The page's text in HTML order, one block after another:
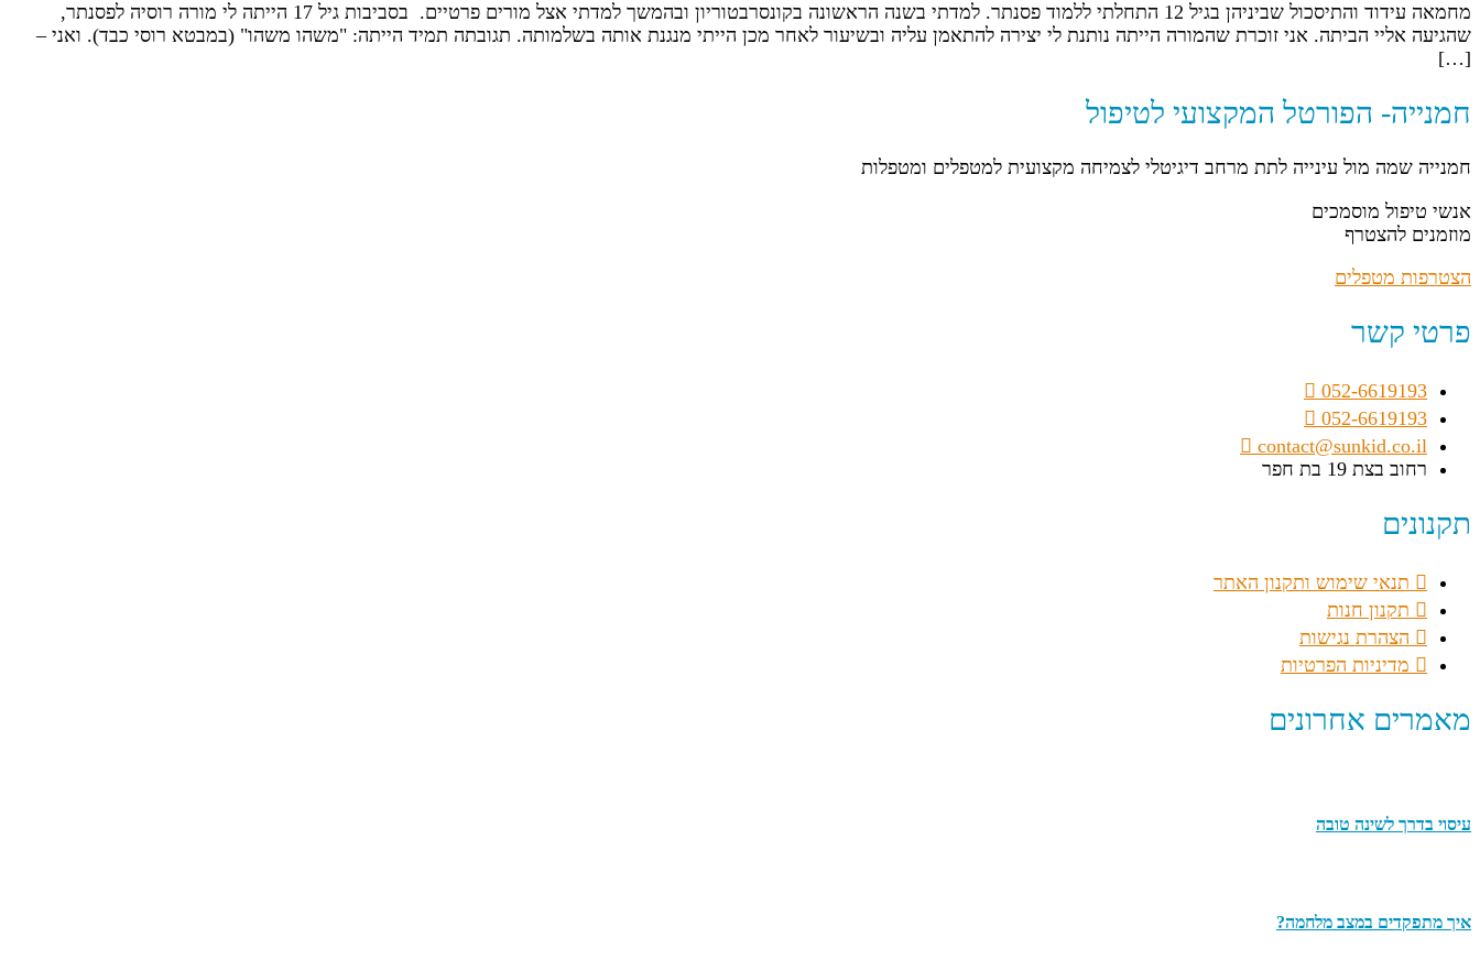
מחמאה עידוד והתיסכול שביניהן בגיל 12 התחלתי ללמוד פסנתר. למדתי בשנה הראשונה בקונסרבטוריון ובהמשך למדתי אצל מורים פרטיים. בסביבות גיל 17 הייתה לי מורה רוסיה לפסנתר,
שהגיעה אליי הביתה. אני זוכרת שהמורה הייתה נותנת לי יצירה להתאמן עליה ובשיעור לאחר מכן הייתי מנגנת אותה בשלמותה. תגובתה תמיד הייתה: "משהו משהו" (במבטא רוסי כבד). ואני –
[…]
חמנייה- הפורטל המקצועי לטיפול
חמנייה שמה מול עינייה לתת מרחב דיגיטלי לצמיחה מקצועית למטפלים ומטפלות
אנשי טיפול מוסמכים
מוזמנים להצטרף
הצטרפות מטפלים
פרטי קשר
052-6619193
052-6619193
contact@sunkid.co.il
רחוב בצת 19 בת חפר
תקנונים
תנאי שימוש ותקנון האתר
תקנון חנות
הצהרת נגישות
מדיניות הפרטיות
מאמרים אחרונים
עיסוי בדרך לשינה טובה
איך מתפקדים במצב מלחמה?